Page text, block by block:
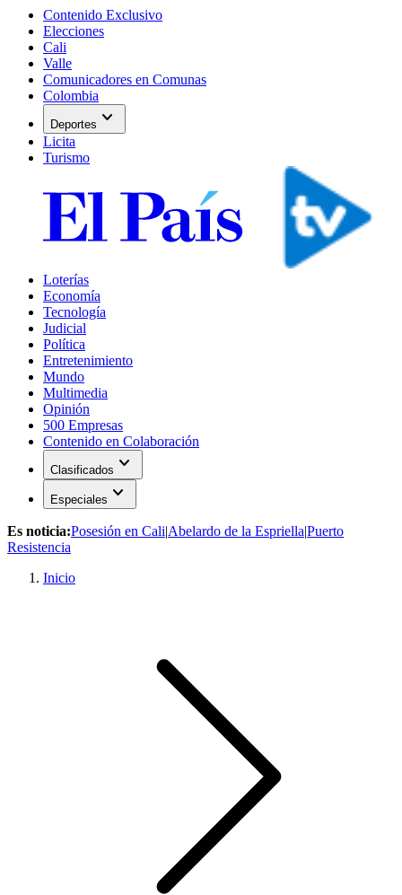
Contenido Exclusivo
Elecciones
Cali
Valle
Comunicadores en Comunas
Colombia
Deportes expand_more
Licita
Turismo
Loterías
Economía
Tecnología
Judicial
Política
Entretenimiento
Mundo
Multimedia
Opinión
500 Empresas
Contenido en Colaboración
Clasificados expand_more
Especiales expand_more
Es noticia:Posesión en Cali|Abelardo de la Espriella|Puerto
Resistencia
Inicio